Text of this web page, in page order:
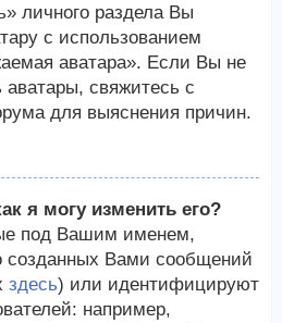
личного раздела Вы
с использованием
аватара». Если Вы не
аватары, свяжитесь с
для выяснения причин.
я могу изменить его?
под Вашим именем,
созданных Вами сообщений
здесь) или идентифицируют
например,